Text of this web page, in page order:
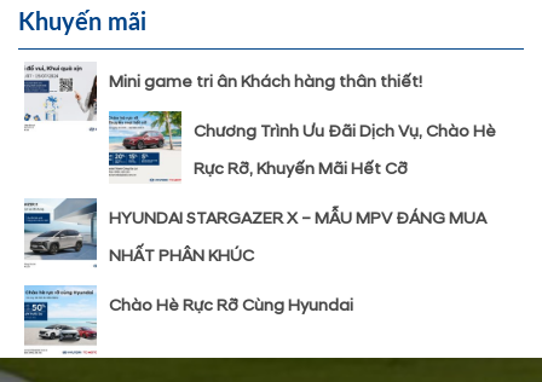
Khuyến mãi
Mini game tri ân Khách hàng thân thiết!
Chương Trình Ưu Đãi Dịch Vụ, Chào Hè
Rực Rỡ, Khuyến Mãi Hết Cỡ
HYUNDAI STARGAZER X – MẪU MPV ĐÁNG MUA
NHẤT PHÂN KHÚC
Chào Hè Rực Rỡ Cùng Hyundai